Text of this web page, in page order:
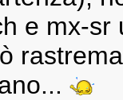
e mx-sr